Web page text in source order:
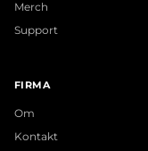
Merch
Support
FIRMA
Om
Kontakt